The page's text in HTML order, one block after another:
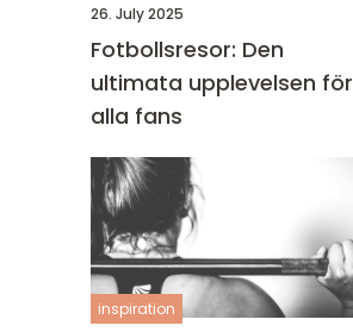
26. July 2025
Fotbollsresor: Den
ultimata upplevelsen för
alla fans
inspiration